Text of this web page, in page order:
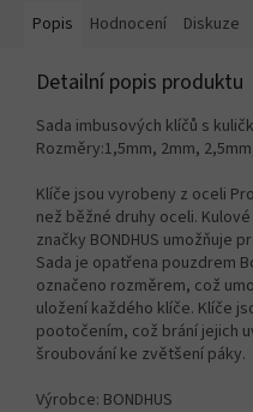
Popis Hodnocení Diskuze
Detailní popis produktu
Sada imbusových klíčů s
Rozměry:1,5mm, 2mm,
Klíče jsou vyrobeny z oceli
než běžné druhy oceli.
značky BONDHUS umožňuje
Sada je opatřena pouzdrem
označeno rozměrem, což
uložení každého klíče. Klíče
pootočením, což brání jejich
šroubování ke zvětšení páky.
Výrobce: BONDHUS